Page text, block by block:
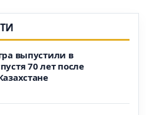
выпустили в
70 лет после